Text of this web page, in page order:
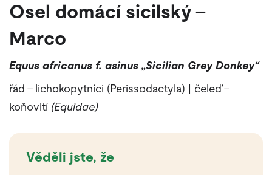
Osel domácí sicilský –
Marco
Equus africanus f. asinus „Sicilian Grey Donkey“
řád – lichokopytníci (Perissodactyla) | čeleď –
koňovití (Equidae)
Věděli jste, že